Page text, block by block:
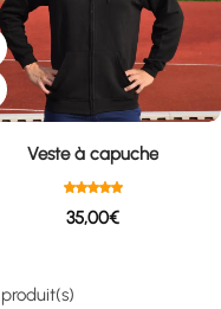
Veste à capuche
35,00€
produit(s)